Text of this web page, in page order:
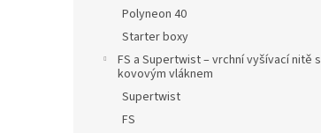
Polyneon 40
Starter boxy
FS a Supertwist – vrchní vyšívací nitě s
kovovým vláknem
Supertwist
FS